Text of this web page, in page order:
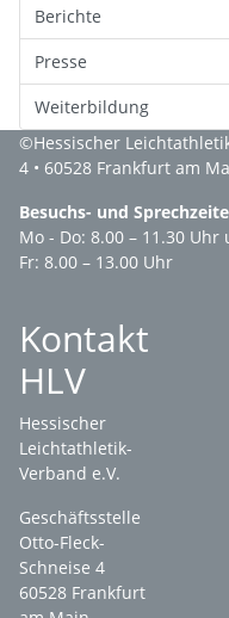
Berichte
Presse
Weiterbildung
©Hessischer
4 • 60528 Frankfurt am
Besuchs- und
Mo - Do: 8.00 – 11.30
Fr: 8.00 – 13.00 Uhr
Kontakt
HLV
Hessischer
Leichtathletik-
Verband e.V.
Geschäftsstelle
Otto-Fleck-
Schneise 4
60528 Frankfurt